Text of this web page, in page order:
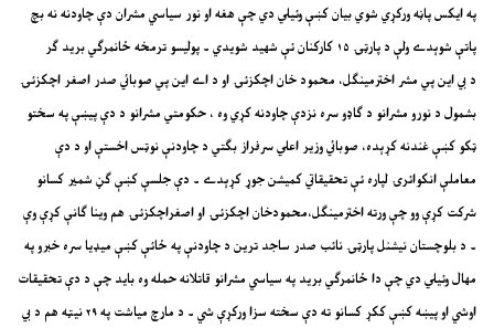
په ايکس پاڼه ورکړي شوي بيان کښې وئيلي دي چې هغه او نور سياسي مشران دې چاودنه نه بچ
پاتې شوېدے ولې د پارټۍ ۱۵ کارکنان ئې شهيد شويدي ۔ پوليسو ترمخه ځانمرګي بريد ګر
د بي اين پي مشر اخترمينګل، محمود خان اچکزئۍ او د اے اين پي صوبائي صدر اصغر اچکزئۍ
بشمول د نورو مشرانو د ګاډو سره نزدې چاودنه کړي وه ، حکومتي مشرانو د دې پيښې په سختو
ټکو کښې غندنه کړېده، صوبائي وزير اعلي سرفراز بګتي د چاودنې نوټس اخستې او د دې
معاملې انکوائرۍ لپاره ئې تحقيقاتي کميشن جوړ کړېدے ۔ دې جلسې کښې ګڼ شمير کسانو
شرکت کړې وو چې ورته اخترمينګل،محمودخان اچکزئۍ او اصغراچکزئۍ هم وينا ګانې کړې وې
۔ د بلوچستان نيشنل پارټۍ نائب صدر ساجد ترين د چاودنې په ځائې کښې ميډيا سره خبرو په
مهال وئيلي دي چې دا ځانمرګي بريد په سياسي مشرانو قاتلانه حمله وه بايد چې د دې تحقيقات
اوشي او پيښه کښې ککړ کسانو ته دې سخته سزا ورکړې شي ۔ د مارچ مياشت په ۲۹ نيټه هم د بي